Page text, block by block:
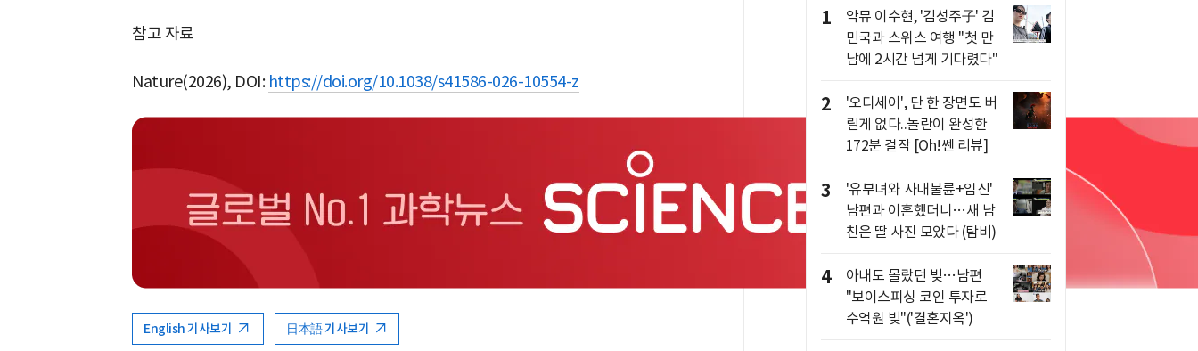
참고 자료
Nature(2026), DOI: https://doi.org/10.1038/s41586-026-10554-z
English 기사보기 日本語 기사보기
1
악뮤 이수현, '김성주子' 김
민국과 스위스 여행 "첫 만
남에 2시간 넘게 기다렸다"
2
'오디세이', 단 한 장면도 버
릴게 없다..놀란이 완성한
172분 걸작 [Oh!쎈 리뷰]
3
'유부녀와 사내불륜+임신'
남편과 이혼했더니…새 남
친은 딸 사진 모았다 (탐비)
4
아내도 몰랐던 빚…남편
"보이스피싱 코인 투자로
수억원 빚"('결혼지옥')